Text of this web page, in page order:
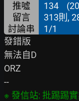
推噓 134 (
留言
313則,
討論串
1/1
發錯版
無法自D
ORZ
※ 發信站: 批踢踢